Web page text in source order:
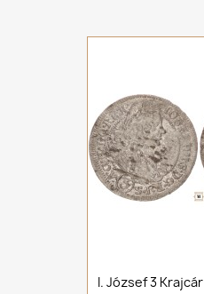
I. József 3